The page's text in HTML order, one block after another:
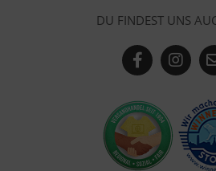
DU FINDEST UNS